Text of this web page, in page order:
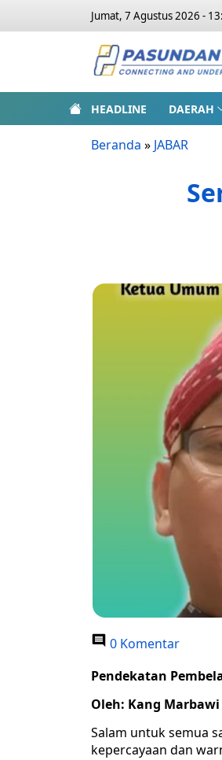
Jumat, 7 Agustus 2026 -
HEADLINE DAERAH
Beranda » JABAR
0 Komentar
Pendekatan
Oleh: Kang Marbawi
Salam untuk semua
kepercayaan dan